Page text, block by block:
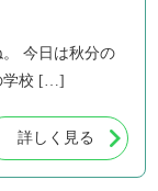
今日は秋分の
学校 […]
詳しく見る